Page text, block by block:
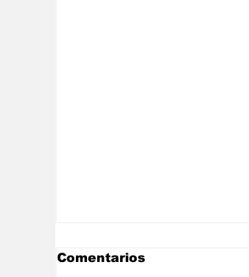
Comentarios